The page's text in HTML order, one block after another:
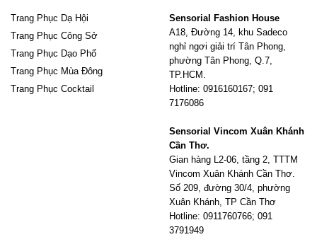
Trang Phục Dạ Hội
Trang Phục Công Sở
Trang Phục Dạo Phố
Trang Phục Mùa Đông
Trang Phục Cocktail
Sensorial Fashion House
A18, Đường 14, khu Sadeco
nghỉ ngơi giải trí Tân Phong,
phường Tân Phong, Q.7,
TP.HCM.
Hotline: 0916160167; 091
7176086
Sensorial Vincom Xuân Khánh
Cần Thơ.
Gian hàng L2-06, tầng 2, TTTM
Vincom Xuân Khánh Cần Thơ.
Số 209, đường 30/4, phường
Xuân Khánh, TP Cần Thơ
Hotline: 0911760766; 091
3791949